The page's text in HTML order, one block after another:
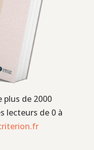
plus de 2000
lecteurs de 0 à